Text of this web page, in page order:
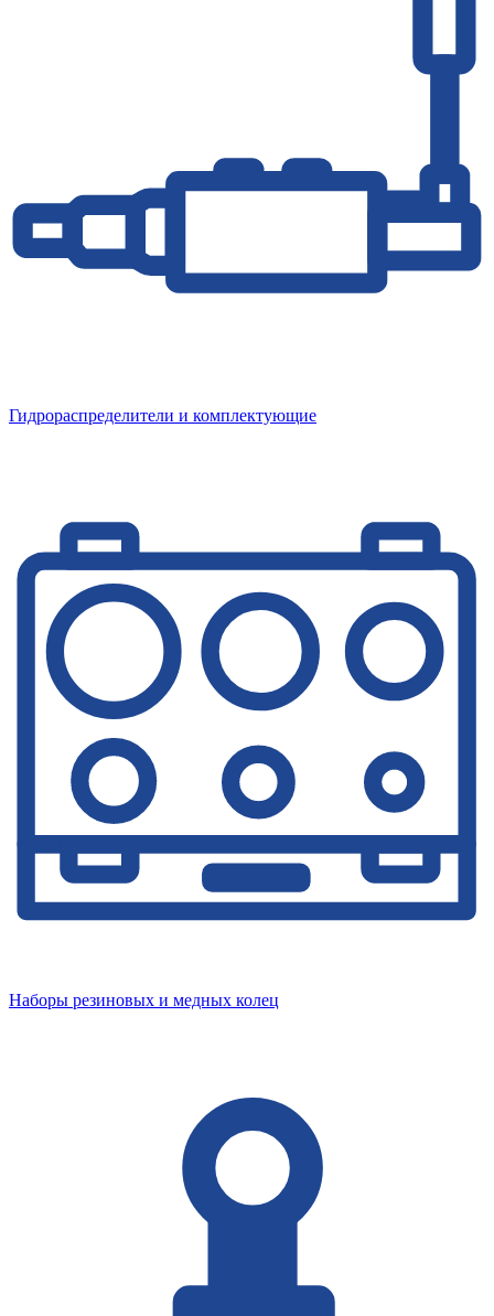
Гидрораспределители и комплектующие
Наборы резиновых и медных колец